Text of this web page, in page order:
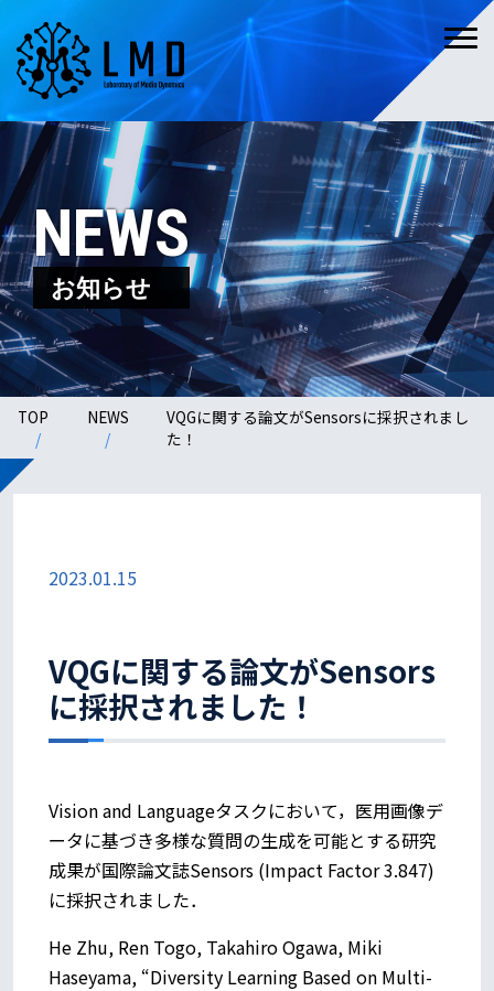
NEWS
お知らせ
TOP NEWS
VQGに関する論文がSensorsに採択されまし
た！
2023.01.15
VQGに関する論文がSensors
に採択されました！
Vision and Languageタスクにおいて，医用画像デ
ータに基づき多様な質問の生成を可能とする研究
成果が国際論文誌Sensors (Impact Factor 3.847)
に採択されました．
He Zhu, Ren Togo, Takahiro Ogawa, Miki
Haseyama, “Diversity Learning Based on Multi-